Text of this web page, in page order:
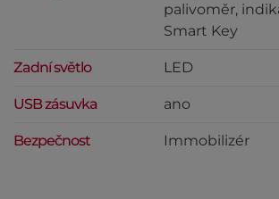
palivoměr,
Smart Key
Zadní světlo LED
USB zásuvka ano
Bezpečnost Immobilizér